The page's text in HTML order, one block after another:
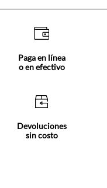
Paga en línea
o en efectivo
Devoluciones
sin costo